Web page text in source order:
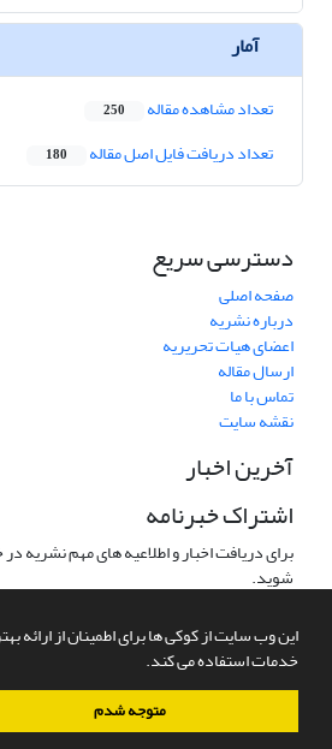
این وب سایت از کوکی ها برای اطمینان از ارائه
خدمات استفاده می کند.
متوجه شدم
آمار
تعداد مشاهده مقاله 250
تعداد دریافت فایل اصل مقاله 180
دسترسی سریع
صفحه اصلی
درباره نشریه
اعضای هیات تحریریه
ارسال مقاله
تماس با ما
نقشه سایت
آخرین اخبار
اشتراک خبرنامه
برای دریافت اخبار و اطلاعیه های مهم نشریه
شوید.
سامانه مدیریت نشریات علمی.طراحی و پیاده